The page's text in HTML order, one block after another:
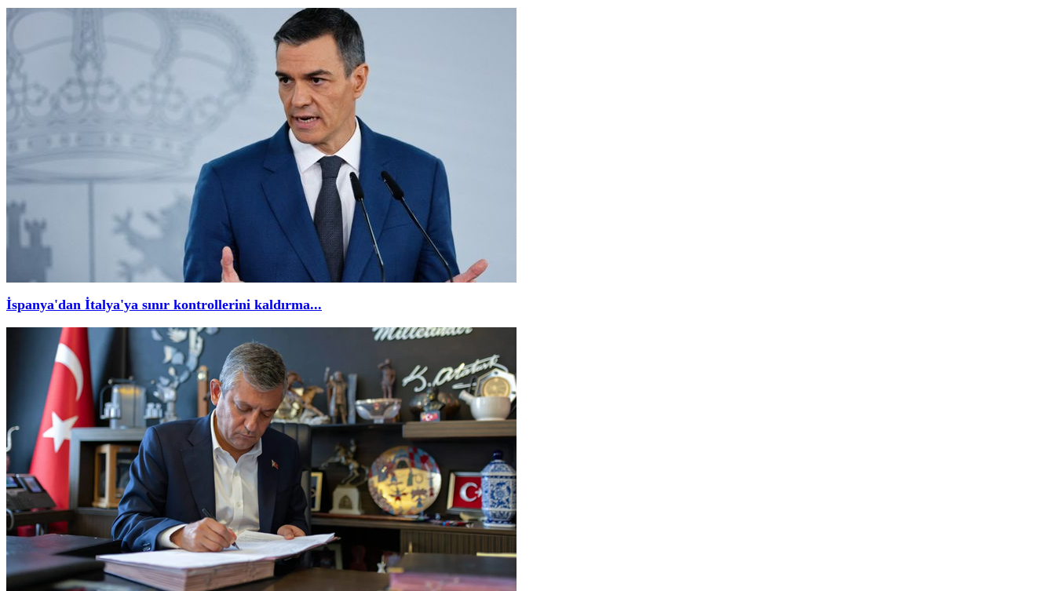
İspanya'dan İtalya'ya sınır kontrollerini kaldırma...